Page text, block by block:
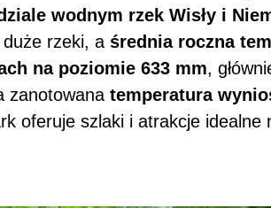
wodnym rzek Wisły i
rzeki, a średnia roczna
na poziomie 633 mm,
zanotowana temperatura
oferuje szlaki i atrakcje idealne